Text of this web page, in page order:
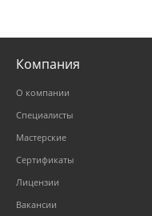
Компания
О компании
Специалисты
Мастерские
Сертификаты
Лицензии
Вакансии